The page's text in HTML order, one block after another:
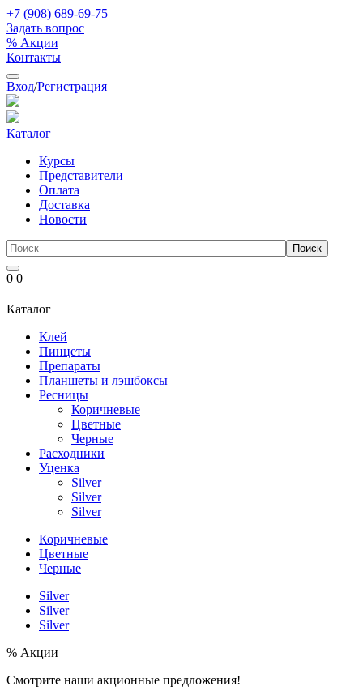
+7 (908) 689-69-75
Задать вопрос
% Акции
Контакты
Вход/Регистрация
Каталог
Курсы
Представители
Оплата
Доставка
Новости
0 0
Каталог
Клей
Пинцеты
Препараты
Планшеты и лэшбоксы
Ресницы
Коричневые
Цветные
Черные
Расходники
Уценка
Silver
Silver
Silver
Коричневые
Цветные
Черные
Silver
Silver
Silver
% Акции
Смотрите наши акционные предложения!